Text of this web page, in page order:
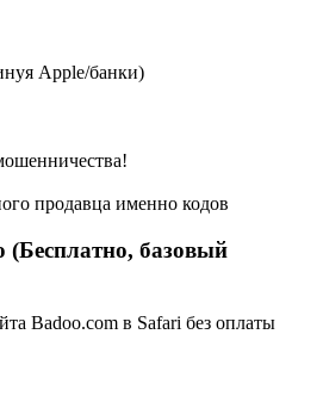
Apple/банки)
продавца именно кодов
(Бесплатно, базовый
Badoo.com в Safari без оплаты